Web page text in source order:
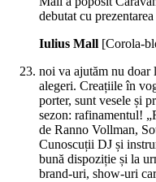
debutat cu
Iulius Mall [Corola-
noi va ajutăm nu doar
alegeri. Creațiile în
porter, sunt vesele și
sezon: rafinamentul!
de Ranno Vollman,
Cunoscuții DJ și
bună dispoziție și la
brand-uri, show-uri